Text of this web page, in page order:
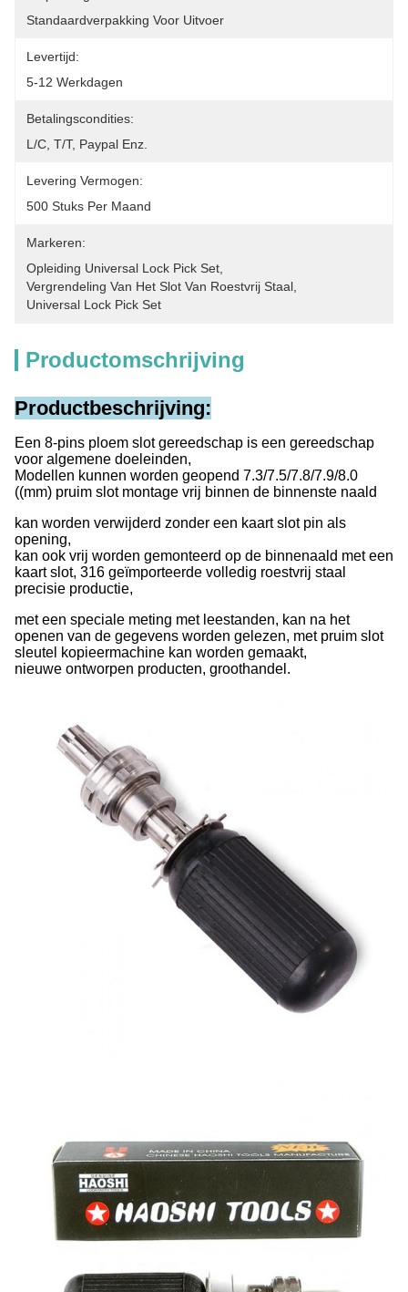
Standaardverpakking Voor Uitvoer
Levertijd:
5-12 Werkdagen
Betalingscondities:
L/C, T/T, Paypal Enz.
Levering Vermogen:
500 Stuks Per Maand
Markeren:
Opleiding Universal Lock Pick Set
Vergrendeling Van Het Slot Van Roestvrij Staal
Universal Lock Pick Set
Productomschrijving
Productbeschrijving:
Een 8-pins ploem slot gereedschap is een gereedschap
voor algemene doeleinden,
Modellen kunnen worden geopend 7.3/7.5/7.8/7.9/8.0
((mm) pruim slot montage vrij binnen de binnenste naald
kan worden verwijderd zonder een kaart slot pin als
opening,
kan ook vrij worden gemonteerd op de binnenaald met een
kaart slot, 316 geïmporteerde volledig roestvrij staal
precisie productie,
met een speciale meting met leestanden, kan na het
openen van de gegevens worden gelezen, met pruim slot
sleutel kopieermachine kan worden gemaakt,
nieuwe ontworpen producten, groothandel.